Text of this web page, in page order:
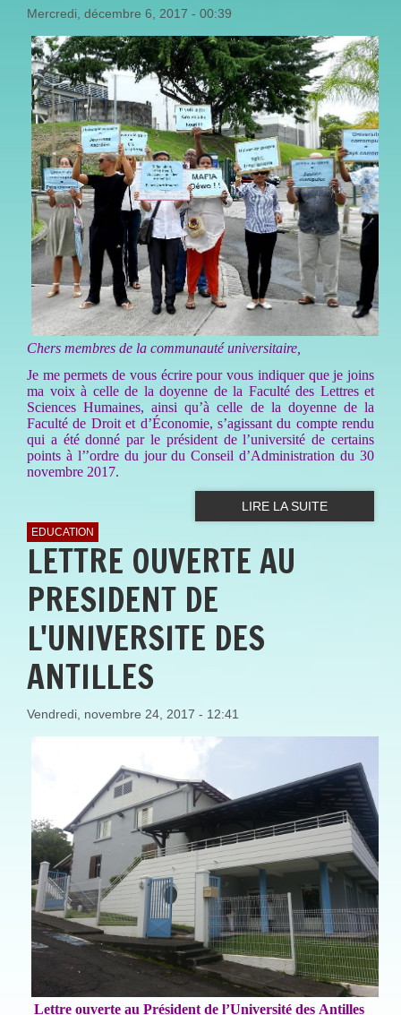
Mercredi, décembre 6, 2017 - 00:39
Chers membres de la communauté universitaire,
Je me permets de vous écrire pour vous indiquer que je joins
ma voix à celle de la doyenne de la Faculté des Lettres et
Sciences Humaines, ainsi qu’à celle de la doyenne de la
Faculté de Droit et d’Économie, s’agissant du compte rendu
qui a été donné par le président de l’université de certains
points à l’’ordre du jour du Conseil d’Administration du 30
novembre 2017.
LIRE LA SUITE
EDUCATION
LETTRE OUVERTE AU
PRESIDENT DE
L'UNIVERSITE DES
ANTILLES
Vendredi, novembre 24, 2017 - 12:41
Lettre ouverte au Président de l’Université des Antilles